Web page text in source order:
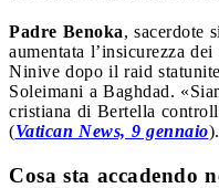
Padre Benoka, sacerdote
aumentata l’insicurezza
Ninive dopo il raid
Soleimani a Baghdad.
cristiana di Bertella
(Vatican News, 9 gennaio).
Cosa sta accadendo